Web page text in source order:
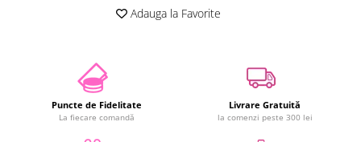
Adauga la Favorite
Puncte de Fidelitate
La fiecare comandă
Livrare Gratuită
la comenzi peste 300 lei